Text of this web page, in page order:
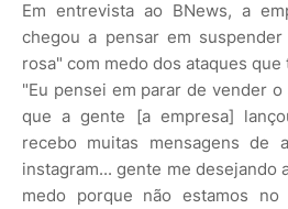
Em entrevista ao BNews, a
chegou a pensar em
rosa" com medo dos ataques
"Eu pensei em parar de vender
que a gente [a empresa]
recebo muitas mensagens de
instagram... gente me desejando
medo porque não estamos no